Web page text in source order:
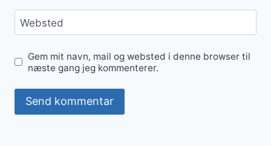
Websted
Gem mit navn, mail og websted i denne browser til
næste gang jeg kommenterer.